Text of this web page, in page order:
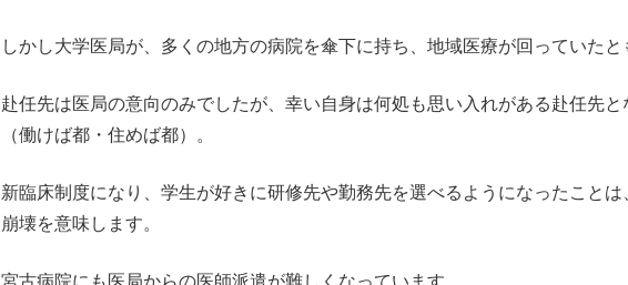
しかし大学医局が、多くの地方の病院を傘下に持ち、地域医療が回っていたと
赴任先は医局の意向のみでしたが、幸い自身は何処も思い入れがある赴任先と
（働けば都・住めば都）。
新臨床制度になり、学生が好きに研修先や勤務先を選べるようになったことは
崩壊を意味します。
宮古病院にも医局からの医師派遣が難しくなっています。